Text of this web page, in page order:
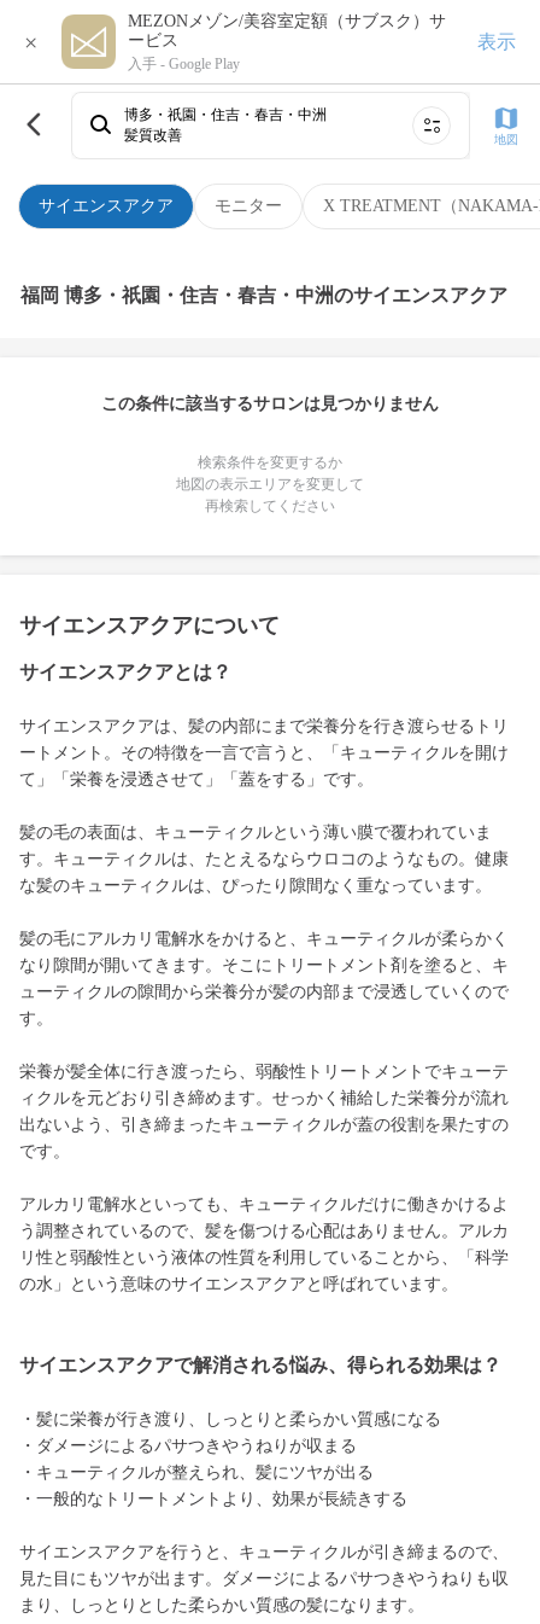
×
MEZONメゾン/美容室定額（サブスク）サ
ービス
入手 - Google Play
表示
サイエンスアクア モニター X TREATMENT（
博多・祇園・住吉・春吉・中洲
髪質改善
地図
福岡 博多・祇園・住吉・春吉・中洲のサイエンスアクア
この条件に該当するサロンは見つかりません
検索条件を変更するか
地図の表示エリアを変更して
再検索してください
サイエンスアクアについて
サイエンスアクアとは？
サイエンスアクアは、髪の内部にまで栄養分を行き渡らせるトリ
ートメント。その特徴を一言で言うと、「キューティクルを開け
て」「栄養を浸透させて」「蓋をする」です。
髪の毛の表面は、キューティクルという薄い膜で覆われていま
す。キューティクルは、たとえるならウロコのようなもの。健康
な髪のキューティクルは、ぴったり隙間なく重なっています。
髪の毛にアルカリ電解水をかけると、キューティクルが柔らかく
なり隙間が開いてきます。そこにトリートメント剤を塗ると、キ
ューティクルの隙間から栄養分が髪の内部まで浸透していくので
す。
栄養が髪全体に行き渡ったら、弱酸性トリートメントでキューテ
ィクルを元どおり引き締めます。せっかく補給した栄養分が流れ
出ないよう、引き締まったキューティクルが蓋の役割を果たすの
です。
アルカリ電解水といっても、キューティクルだけに働きかけるよ
う調整されているので、髪を傷つける心配はありません。アルカ
リ性と弱酸性という液体の性質を利用していることから、「科学
の水」という意味のサイエンスアクアと呼ばれています。
サイエンスアクアで解消される悩み、得られる効果は？
・髪に栄養が行き渡り、しっとりと柔らかい質感になる
・ダメージによるパサつきやうねりが収まる
・キューティクルが整えられ、髪にツヤが出る
・一般的なトリートメントより、効果が長続きする
サイエンスアクアを行うと、キューティクルが引き締まるので、
見た目にもツヤが出ます。ダメージによるパサつきやうねりも収
まり、しっとりとした柔らかい質感の髪になります。